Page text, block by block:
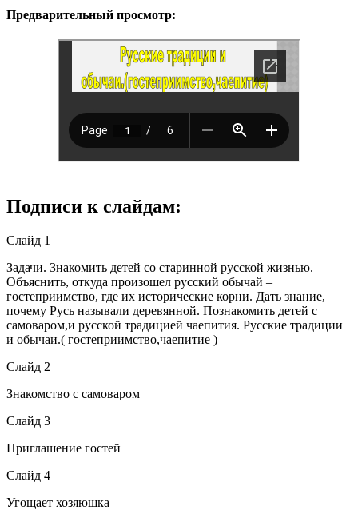
Предварительный просмотр:
Подписи к слайдам:
Слайд 1
Задачи. Знакомить детей со старинной русской жизнью.
Объяснить, откуда произошел русский обычай –
гостеприимство, где их исторические корни. Дать знание,
почему Русь называли деревянной. Познакомить детей с
самоваром,и русской традицией чаепития. Русские традиции
и обычаи.( гостеприимство,чаепитие )
Слайд 2
Знакомство с самоваром
Слайд 3
Приглашение гостей
Слайд 4
Угощает хозяюшка